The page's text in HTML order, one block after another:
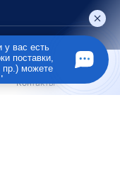
офертой
приобретения
Контакты
у вас есть
поставки,
пр.) можете